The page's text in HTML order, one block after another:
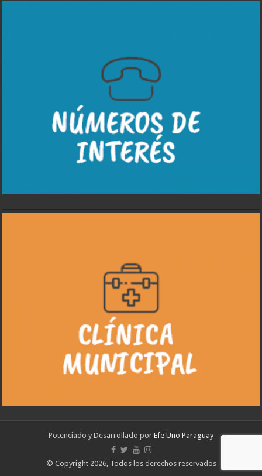
Potenciado y Desarrollado por Efe Uno Paraguay
© Copyright 2026, Todos los derechos reservados